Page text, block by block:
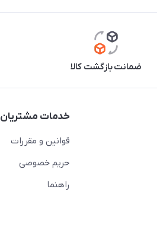
ضمانت بازگشت کالا
خدمات مشتریان
قوانین و مقررات
حریم خصوصی
راهنما